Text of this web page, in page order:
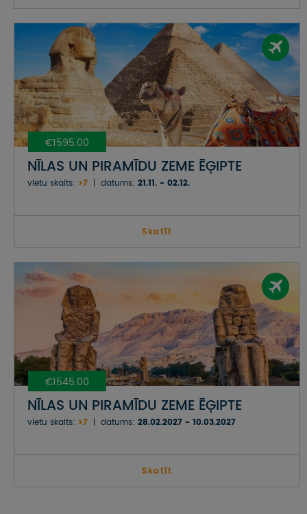
€1595.00
NĪLAS UN PIRAMĪDU ZEME ĒĢIPTE
vietu skaits: >7 datums: 21.11. - 02.12.
Skatīt
€1545.00
NĪLAS UN PIRAMĪDU ZEME ĒĢIPTE
vietu skaits: >7 datums: 28.02.2027 - 10.03.2027
Skatīt